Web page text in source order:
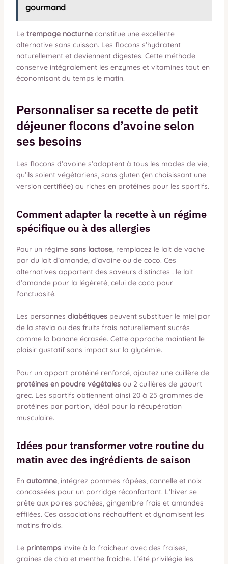
gourmand
Le trempage nocturneconstitue une excellente
alternative sans cuisson. Les flocons s’hydratent
naturellement et deviennent digestes. Cette méthode
conserve intégralement les enzymes et vitamines tout en
économisant du temps le matin.
Personnaliser sa recette de petit
déjeuner flocons d’avoine selon
ses besoins
Les flocons d’avoine s’adaptent à tous les modes de vie,
qu’ils soient végétariens, sans gluten (en choisissant une
version certifiée) ou riches en protéines pour les sportifs.
Comment adapter la recette à un régime
spécifique ou à des allergies
Pour un régime sans lactose, remplacez le lait de vache
par du lait d’amande, d’avoine ou de coco. Ces
alternatives apportent des saveurs distinctes : le lait
d’amande pour la légèreté, celui de coco pour
l’onctuosité.
Les personnes diabétiquespeuvent substituer le miel par
de la stevia ou des fruits frais naturellement sucrés
comme la banane écrasée. Cette approche maintient le
plaisir gustatif sans impact sur la glycémie.
Pour un apport protéiné renforcé, ajoutez une cuillère de
protéines en poudre végétalesou 2 cuillères de yaourt
grec. Les sportifs obtiennent ainsi 20 à 25 grammes de
protéines par portion, idéal pour la récupération
musculaire.
Idées pour transformer votre routine du
matin avec des ingrédients de saison
En automne, intégrez pommes râpées, cannelle et noix
concassées pour un porridge réconfortant. L’hiver se
prête aux poires pochées, gingembre frais et amandes
effilées. Ces associations réchauffent et dynamisent les
matins froids.
Le printempsinvite à la fraîcheur avec des fraises,
graines de chia et menthe fraîche. L’été privilégie les